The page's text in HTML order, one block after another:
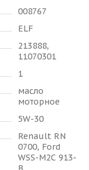
008767
ELF
213888,
11070301
1
масло
моторное
5W-30
Renault RN
0700, Ford
WSS-M2C 913-